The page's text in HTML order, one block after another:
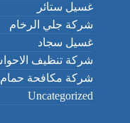
غسيل ستائر
شركة جلي الرخام
غسيل سجاد
شركة تنظيف
شركة مكافحة حمام
Uncategorized